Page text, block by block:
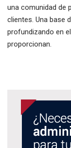
una comunidad de
clientes. Una base
profundizando en
proporcionan.